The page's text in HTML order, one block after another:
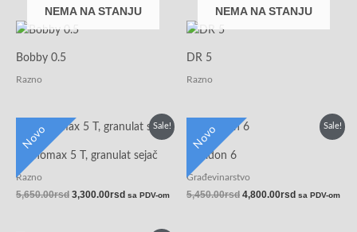
NEMA NA STANJU
Bobby 0.5
Razno
NEMA NA STANJU
DR 5
Razno
Sale!
Novo
Granomax 5 T, granulat sejač
Razno
5,650.00rsd
Originalna
je
bila:
3,300.00rsd
Trenutna
je:
3,300.00rsd.
sa PDV-om
Sale!
Novo
Rapidon 6
Građevinarstvo
5,450.00rsd
Originalna
5,450.00rsd.
4,800.00rsd
Trenutna
sa PDV-om